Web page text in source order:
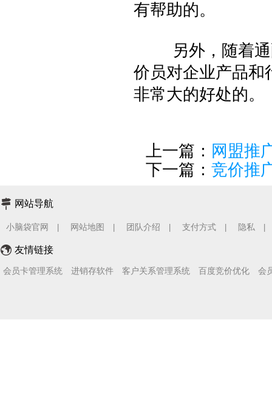
有帮助的。
另外，随着通配
价员对企业产品和
非常大的好处的。
上一篇： 网盟推
下一篇： 竞价推
网站导航
小脑袋官网 网站地图 团队介绍 支付方式 隐私
友情链接
会员卡管理系统 进销存软件 客户关系管理系统 百度竞价优化 会